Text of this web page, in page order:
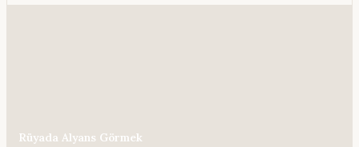
Rüyada Alyans Görmek